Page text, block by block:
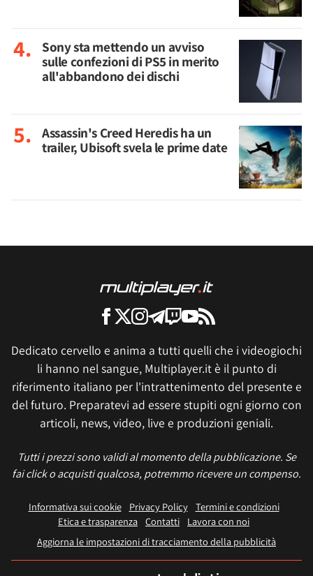
Sony sta mettendo un avviso
sulle confezioni di PS5 in merito
all'abbandono dei dischi
Assassin's Creed Heredis ha un
trailer, Ubisoft svela le prime date
Dedicato cervello e anima a tutti quelli che i videogiochi
li hanno nel sangue, Multiplayer.it è il punto di
riferimento italiano per l'intrattenimento del presente e
del futuro. Preparatevi ad essere stupiti ogni giorno con
articoli, news, video, live e produzioni geniali.
Tutti i prezzi sono validi al momento della pubblicazione. Se
fai click o acquisti qualcosa, potremmo ricevere un compenso.
Informativa sui cookie Privacy Policy
Termini e condizioni
Etica e trasparenza Contatti
Lavora con noi
Aggiorna le impostazioni di tracciamento della pubblicità